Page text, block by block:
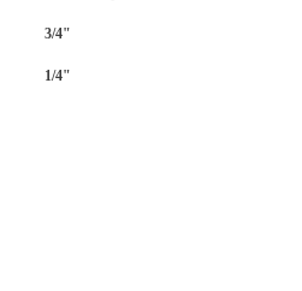
3/4"
1/4"